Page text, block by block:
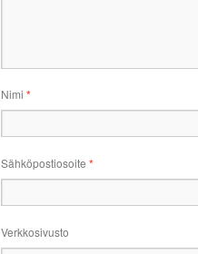
Nimi *
Sähköpostiosoite *
Verkkosivusto